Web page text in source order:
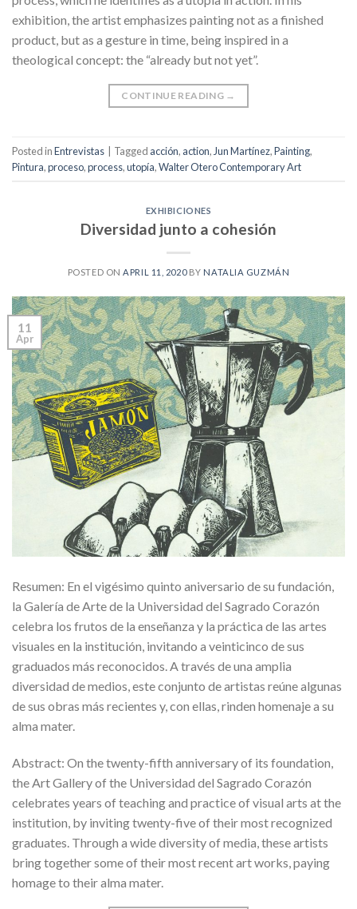
exhibition, the artist emphasizes painting not as a finished
product, but as a gesture in time, being inspired in a
theological concept: the “already but not yet”.
CONTINUE READING →
Posted inEntrevistas Tagged acción, action, Jun Martínez,Painting,
Pintura,proceso,process,utopía,Walter Otero Contemporary Art
EXHIBICIONES
Diversidad junto a cohesión
POSTED ONAPRIL 11, 2020BY NATALIA GUZMÁN
11
Apr
Resumen: En el vigésimo quinto aniversario de su fundación,
la Galería de Arte de la Universidad del Sagrado Corazón
celebra los frutos de la enseñanza y la práctica de las artes
visuales en la institución, invitando a veinticinco de sus
graduados más reconocidos. A través de una amplia
diversidad de medios, este conjunto de artistas reúne algunas
de sus obras más recientes y, con ellas, rinden homenaje a su
alma mater.
Abstract: On the twenty-fifth anniversary of its foundation,
the Art Gallery of the Universidad del Sagrado Corazón
celebrates years of teaching and practice of visual arts at the
institution, by inviting twenty-five of their most recognized
graduates. Through a wide diversity of media, these artists
bring together some of their most recent art works, paying
homage to their alma mater.